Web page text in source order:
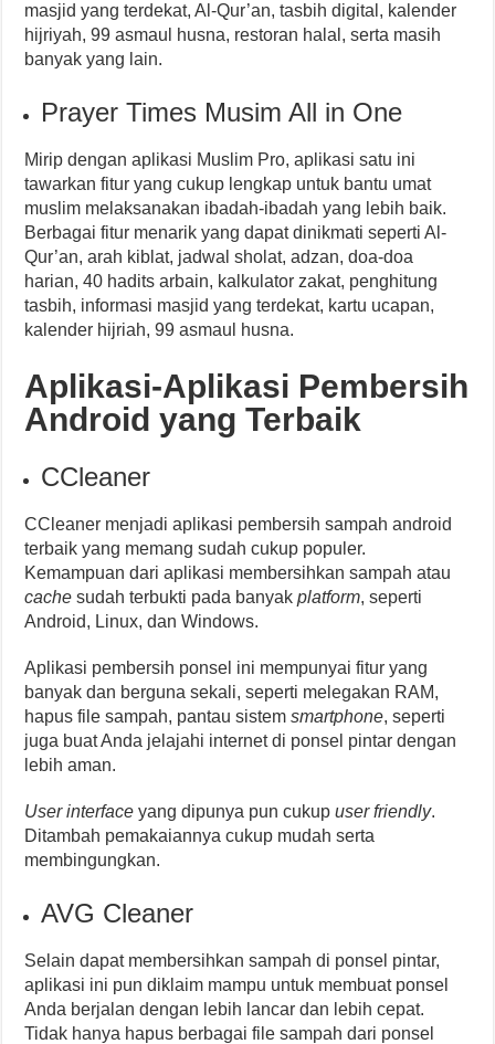
masjid yang terdekat, Al-Qur’an, tasbih digital, kalender
hijriyah, 99 asmaul husna, restoran halal, serta masih
banyak yang lain.
Prayer Times Musim All in One
Mirip dengan aplikasi Muslim Pro, aplikasi satu ini
tawarkan fitur yang cukup lengkap untuk bantu umat
muslim melaksanakan ibadah-ibadah yang lebih baik.
Berbagai fitur menarik yang dapat dinikmati seperti Al-
Qur’an, arah kiblat, jadwal sholat, adzan, doa-doa
harian, 40 hadits arbain, kalkulator zakat, penghitung
tasbih, informasi masjid yang terdekat, kartu ucapan,
kalender hijriah, 99 asmaul husna.
Aplikasi-Aplikasi Pembersih
Android yang Terbaik
CCleaner
CCleaner menjadi aplikasi pembersih sampah android
terbaik yang memang sudah cukup populer.
Kemampuan dari aplikasi membersihkan sampah atau
cachesudah terbukti pada banyakplatform, seperti
Android, Linux, dan Windows.
Aplikasi pembersih ponsel ini mempunyai fitur yang
banyak dan berguna sekali, seperti melegakan RAM,
hapus file sampah, pantau sistemsmartphone, seperti
juga buat Anda jelajahi internet di ponsel pintar dengan
lebih aman.
User interfaceyang dipunya pun cukupuser friendly.
Ditambah pemakaiannya cukup mudah serta
membingungkan.
AVG Cleaner
Selain dapat membersihkan sampah di ponsel pintar,
aplikasi ini pun diklaim mampu untuk membuat ponsel
Anda berjalan dengan lebih lancar dan lebih cepat.
Tidak hanya hapus berbagai file sampah dari ponsel